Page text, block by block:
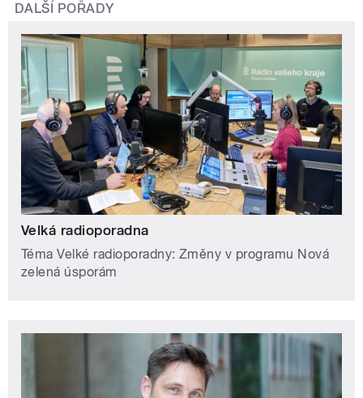
DALŠÍ POŘADY
Velká radioporadna
Téma Velké radioporadny: Změny v programu Nová
zelená úsporám